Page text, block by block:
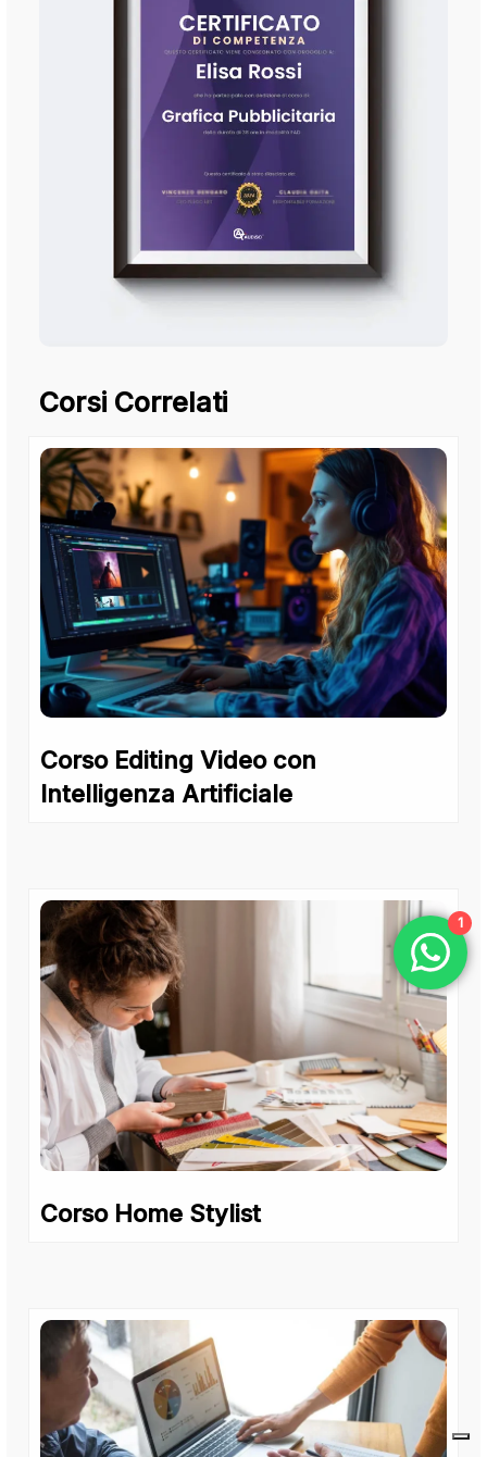
Corsi Correlati
Corso Editing Video con
Intelligenza Artificiale
Corso Home Stylist
1